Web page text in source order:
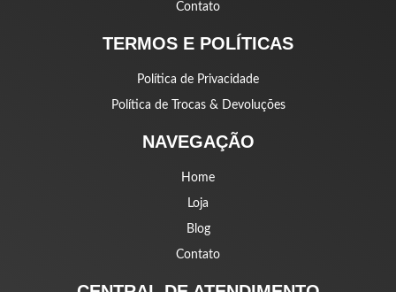
Contato
TERMOS E POLÍTICAS
Política de Privacidade
Política de Trocas & Devoluções
NAVEGAÇÃO
Home
Loja
Blog
Contato